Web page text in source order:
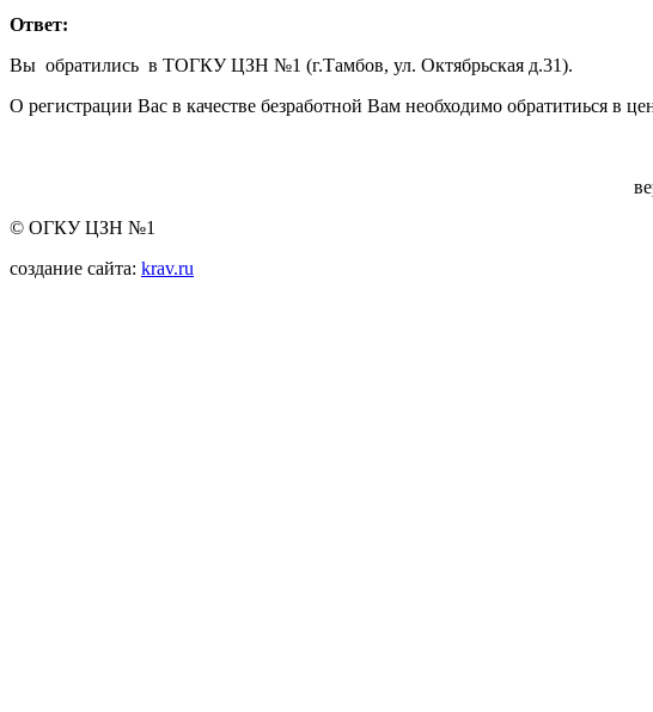
Ответ:
Вы обратились в ТОГКУ ЦЗН №1 (г.Тамбов, ул. Октябрьская д.31).
О регистрации Вас в качестве безработной Вам необходимо обратитиься в
© ОГКУ ЦЗН №1
создание сайта: krav.ru